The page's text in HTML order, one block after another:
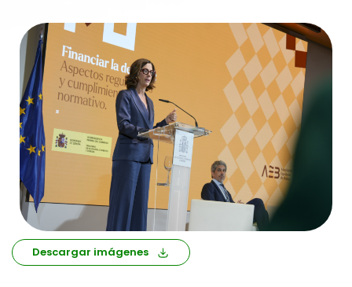
Descargar imágenes